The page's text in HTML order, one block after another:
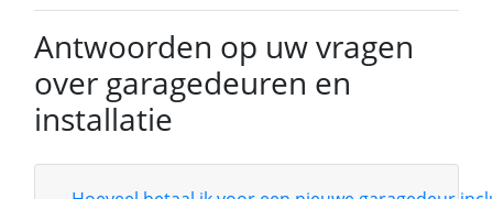
Antwoorden op uw vragen
over garagedeuren en
installatie